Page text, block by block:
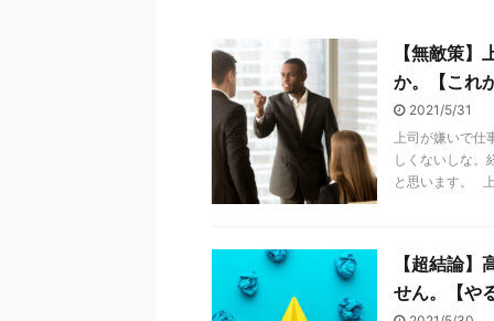
【無敵策
か。【これ
2021/5/31
上司が嫌いで仕
しくないしな。
と思います。
【超結論
せん。【や